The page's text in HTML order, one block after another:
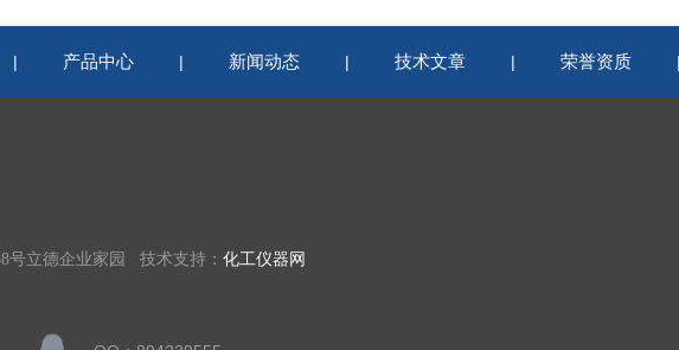
| 产品中心 | 新闻动态 | 技术文章 | 荣誉资质
号立德企业家园 技术支持： 化工仪器网